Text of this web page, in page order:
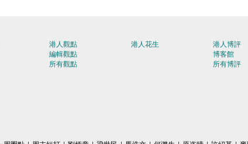
港人觀點
編輯觀點
所有觀點
港人花生
港人博評
博客館
所有博評